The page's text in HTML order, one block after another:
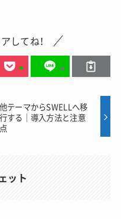
してね！
他テーマからSWELLへ移
行する｜導入方法と注意
点
ット